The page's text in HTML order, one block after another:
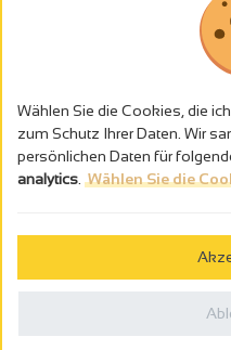
Alkoholmissbrauch ist
Politique de
Wählen Sie die Cookies, die
zum Schutz Ihrer Daten. Wir
persönlichen Daten für
analytics Wählen Sie die